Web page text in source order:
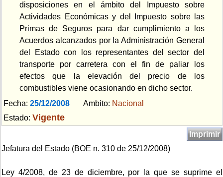
disposiciones en el ámbito del Impuesto sobre
Actividades Económicas y del Impuesto sobre las
Primas de Seguros para dar cumplimiento a los
Acuerdos alcanzados por la Administración General
del Estado con los representantes del sector del
transporte por carretera con el fin de paliar los
efectos que la elevación del precio de los
combustibles viene ocasionando en dicho sector.
Fecha: 25/12/2008 Ambito: Nacional
Estado: Vigente
Imprimir
Jefatura del Estado (BOE n. 310 de 25/12/2008)
Ley 4/2008, de 23 de diciembre, por la que se suprime el